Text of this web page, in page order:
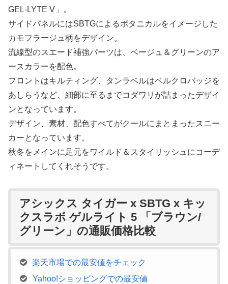
GEL-LYTE V」。
サイドパネルにはSBTGによるボタニカルをイメージした
カモフラージュ柄をデザイン。
流線型のスエード補強パーツは、ベージュ＆グリーンのア
ースカラーを配色。
フロントはキルティング、タンラベルはベルクロバッジを
あしらうなど、細部に至るまでコダワリが詰まったデザイ
ンとなっています。
デザイン、素材、配色すべてがクールにまとまったスニー
カーとなっています。
秋冬をメインに足元をワイルド＆スタイリッシュにコーデ
ィネートしてくれそうです。
アシックス タイガー x SBTG x キッ
クスラボ ゲルライト 5 「ブラウン/
グリーン」の通販価格比較
楽天市場での最安値をチェック
Yahoo!ショッピングでの最安値